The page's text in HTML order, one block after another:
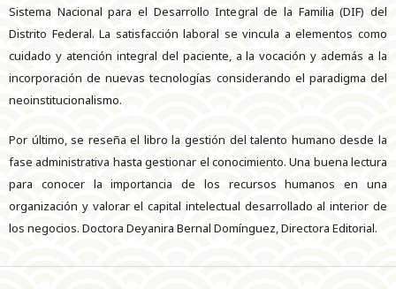
Sistema Nacional para el Desarrollo Integral de la Familia (DIF) del
Distrito Federal. La satisfacción laboral se vincula a elementos como
cuidado y atención integral del paciente, a la vocación y además a la
incorporación de nuevas tecnologías considerando el paradigma del
neoinstitucionalismo.
Por último, se reseña el libro la gestión del talento humano desde la
fase administrativa hasta gestionar el conocimiento. Una buena lectura
para conocer la importancia de los recursos humanos en una
organización y valorar el capital intelectual desarrollado al interior de
los negocios. Doctora Deyanira Bernal Domínguez, Directora Editorial.